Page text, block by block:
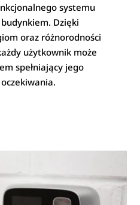
systemu
Dzięki
oraz różnorodności
użytkownik może
spełniający jego